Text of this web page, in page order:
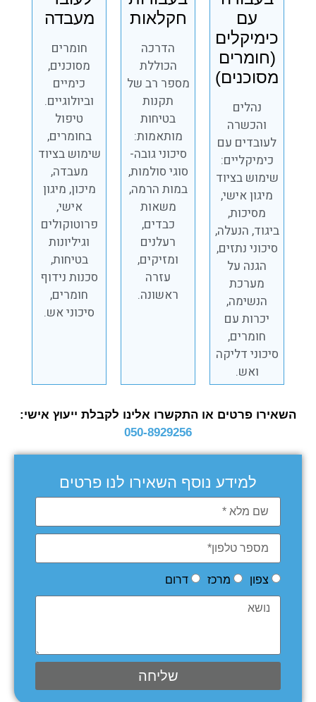
עם
כימיקלים
(חומרים
מסוכנים)
נהלים
והכשרה
לעובדים עם
כימיקליים:
שימוש בציוד
מיגון אישי,
מסיכות,
ביגוד, הנעלה,
סיכוני נתזים,
הגנה על
מערכת
הנשימה,
יכרות עם
חומרים,
סיכוני דליקה
ואש.
חקלאות
הדרכה
הכוללת
מספר רב של
תקנות
בטיחות
מותאמות:
סיכוני גובה-
סוגי סולמות,
במות הרמה,
משאות
כבדים,
רעלנים
ומזיקים,
עזרה
ראשונה.
מעבדה
חומרים
מסוכנים,
כימיים
וביולוגיים.
טיפול
בחומרים,
שימוש בציוד
מעבדה,
מיכון, מיגון
אישי,
פרוטוקולים
וגיליונות
בטיחות,
סכנות נידוף
חומרים,
סיכוני אש.
השאירו פרטים או התקשרו אלינו לקבלת ייעוץ אישי:
050-8929256
למידע נוסף השאירו לנו פרטים
צפון מרכז דרום
שליחה